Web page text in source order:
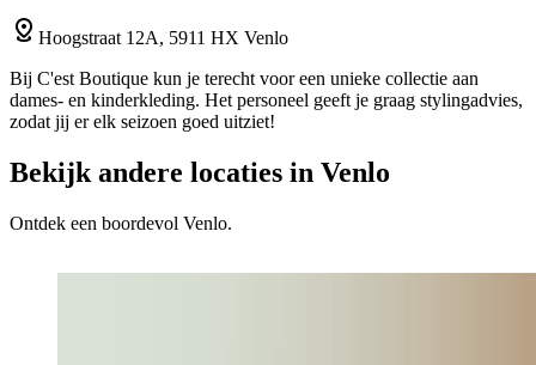
Hoogstraat 12A, 5911 HX Venlo
Bij C'est Boutique kun je terecht voor een unieke collectie aan
dames- en kinderkleding. Het personeel geeft je graag stylingadvies,
zodat jij er elk seizoen goed uitziet!
Bekijk andere locaties in Venlo
Ontdek een boordevol Venlo.